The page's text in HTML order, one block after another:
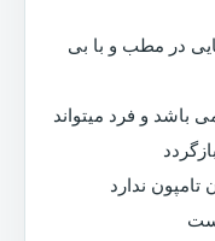
در مطب و با بی
باشد و فرد میتواند
تامپون ندارد